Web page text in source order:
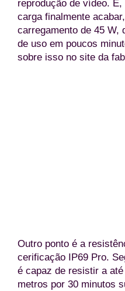
reprodução de vídeo.
carga finalmente
carregamento de 45 W,
de uso em poucos
sobre isso no site da
Outro ponto é a
cerificação IP69 Pro.
é capaz de resistir a
metros por 30 minutos